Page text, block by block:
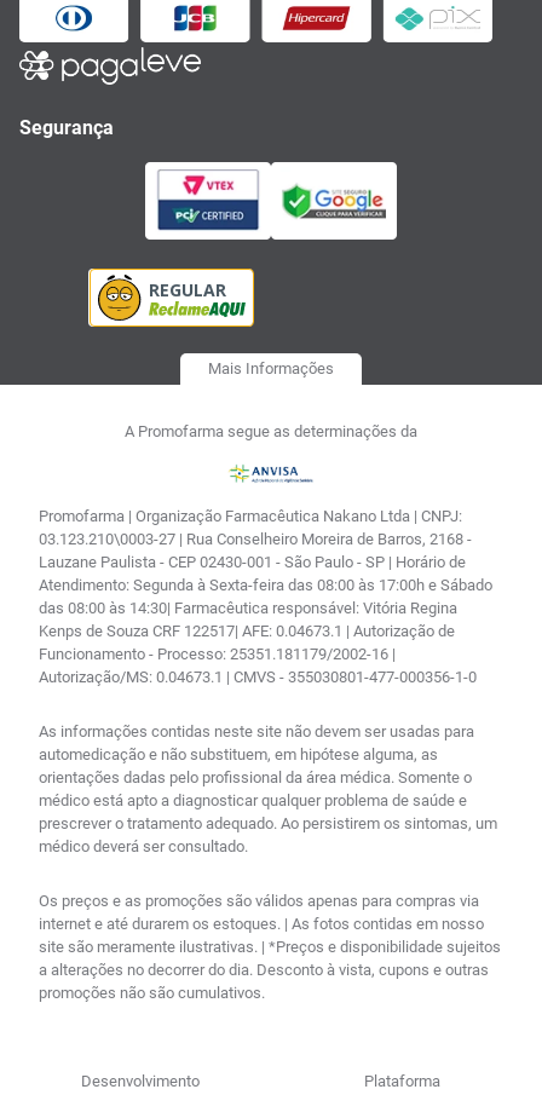
Segurança
Mais Informações
A Promofarma segue as determinações da
Promofarma | Organização Farmacêutica Nakano Ltda | CNPJ:
03.123.210\0003-27 | Rua Conselheiro Moreira de Barros, 2168 -
Lauzane Paulista - CEP 02430-001 - São Paulo - SP | Horário de
Atendimento: Segunda à Sexta-feira das 08:00 às 17:00h e Sábado
das 08:00 às 14:30| Farmacêutica responsável: Vitória Regina
Kenps de Souza CRF 122517| AFE: 0.04673.1 | Autorização de
Funcionamento - Processo: 25351.181179/2002-16 |
Autorização/MS: 0.04673.1 | CMVS - 355030801-477-000356-1-0
As informações contidas neste site não devem ser usadas para
automedicação e não substituem, em hipótese alguma, as
orientações dadas pelo profissional da área médica. Somente o
médico está apto a diagnosticar qualquer problema de saúde e
prescrever o tratamento adequado. Ao persistirem os sintomas, um
médico deverá ser consultado.
Os preços e as promoções são válidos apenas para compras via
internet e até durarem os estoques. | As fotos contidas em nosso
site são meramente ilustrativas. | *Preços e disponibilidade sujeitos
a alterações no decorrer do dia. Desconto à vista, cupons e outras
promoções não são cumulativos.
Desenvolvimento Plataforma